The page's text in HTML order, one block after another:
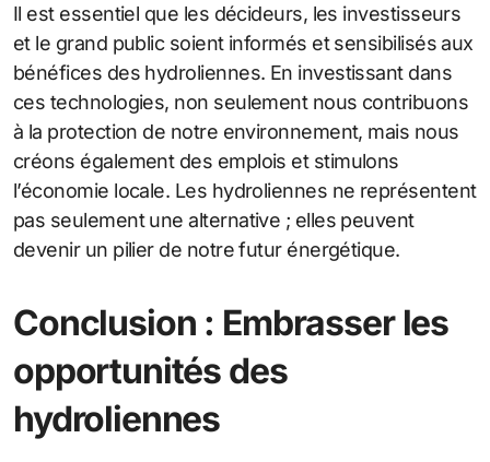
Il est essentiel que les décideurs, les investisseurs
et le grand public soient informés et sensibilisés aux
bénéfices des hydroliennes. En investissant dans
ces technologies, non seulement nous contribuons
à la protection de notre environnement, mais nous
créons également des emplois et stimulons
l’économie locale. Les hydroliennes ne représentent
pas seulement une alternative ; elles peuvent
devenir un pilier de notre futur énergétique.
Conclusion : Embrasser les
opportunités des
hydroliennes